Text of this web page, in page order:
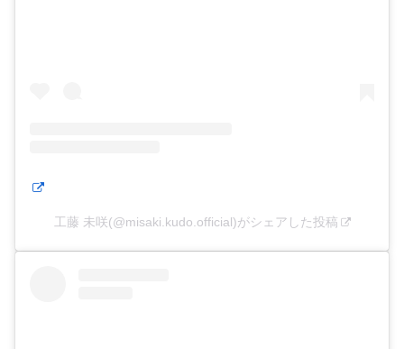
工藤 未咲(@misaki.kudo.official)がシェアした投稿